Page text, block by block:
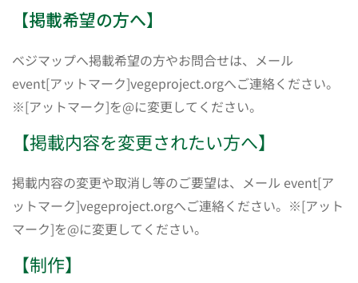
【掲載希望の方へ】
ベジマップへ掲載希望の方やお問合せは、メール
event[アットマーク]vegeproject.orgへご連絡ください。
※[アットマーク]を@に変更してください。
【掲載内容を変更されたい方へ】
掲載内容の変更や取消し等のご要望は、メール event[ア
ットマーク]vegeproject.orgへご連絡ください。※[アット
マーク]を@に変更してください。
【制作】